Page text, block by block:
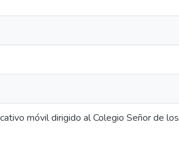
móvil dirigido al Colegio Señor de los